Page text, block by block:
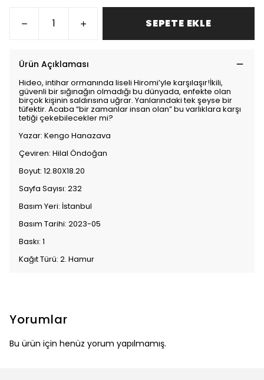
SEPETE EKLE
Ürün Açıklaması
Hideo, intihar ormanında liseli Hiromi’yle karşılaşır!İkili,
güvenli bir sığınağın olmadığı bu dünyada, enfekte olan
birçok kişinin saldırısına uğrar. Yanlarındaki tek şeyse bir
tüfektir. Acaba “bir zamanlar insan olan” bu varlıklara karşı
tetiği çekebilecekler mi?
Yazar: Kengo Hanazava
Çeviren: Hilal Öndoğan
Boyut: 12.80X18.20
Sayfa Sayısı: 232
Basım Yeri: İstanbul
Basım Tarihi: 2023-05
Baskı: 1
Kağıt Türü: 2. Hamur
Yorumlar
Bu ürün için henüz yorum yapılmamış.